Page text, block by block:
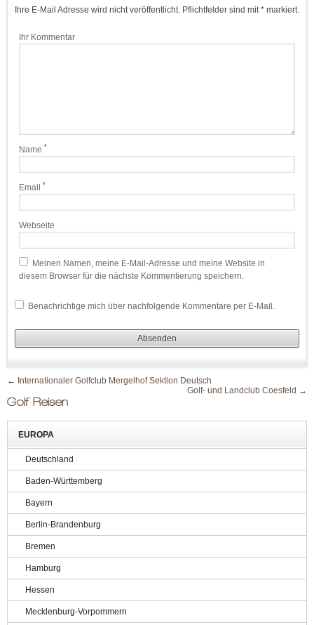
Ihre E-Mail Adresse wird nicht veröffentlicht. Pflichtfelder sind mit * markiert.
Ihr Kommentar
Name *
Email *
Webseite
Meinen Namen, meine E-Mail-Adresse und meine Website in
diesem Browser für die nächste Kommentierung speichern.
Benachrichtige mich über nachfolgende Kommentare per E-Mail.
← Internationaler Golfclub Mergelhof Sektion Deutsch
Golf- und Landclub Coesfeld →
Golf Reisen
EUROPA
Deutschland
Baden-Württemberg
Bayern
Berlin-Brandenburg
Bremen
Hamburg
Hessen
Mecklenburg-Vorpommern